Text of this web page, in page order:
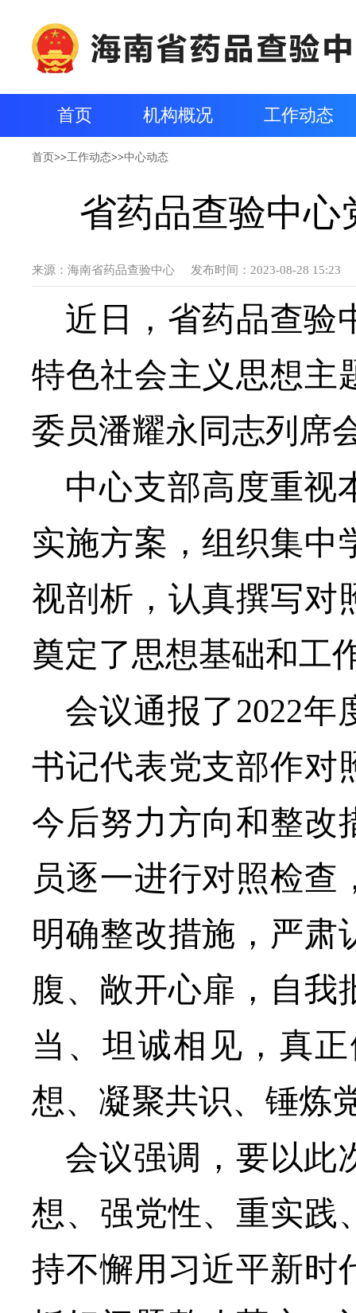
首页 机构概况 工作动态
首页 >>工作动态>>中心动态
省药品查验中心
来源： 海南省药品查验中心 发布时间：2023-08-28 15:23
近日 ，省药品查验
特色社会主义思想主
委员潘耀永同志列席
中心支部高度重视
实施方案，组织集中
视剖析， 认真撰写对
奠定了思想基础和工
会议通报了2022年
书记代表党支部作对
今后努力方向和整改
员逐一进行对照检
明确整改措施，严肃
腹、敞开心扉，自我
当、坦诚相见 ，真
想、凝聚共识、锤炼
会议强调， 要以此
想、强党性、重实践
持不懈用习近平新时